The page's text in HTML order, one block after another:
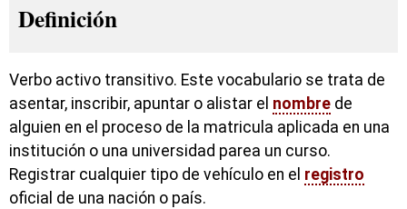
Definición
Verbo activo transitivo. Este vocabulario se trata de
asentar, inscribir, apuntar o alistar el nombre de
alguien en el proceso de la matricula aplicada en una
institución o una universidad parea un curso.
Registrar cualquier tipo de vehículo en el registro
oficial de una nación o país.